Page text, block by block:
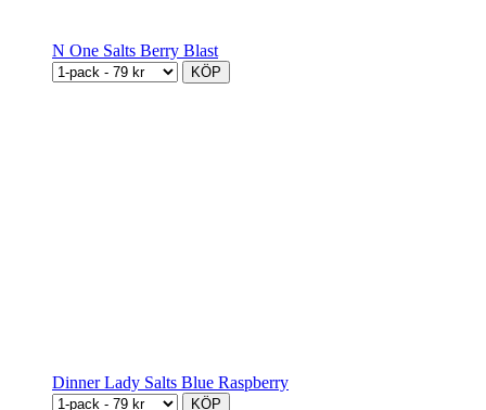
N One Salts Berry Blast
KÖP
Dinner Lady Salts Blue Raspberry
KÖP